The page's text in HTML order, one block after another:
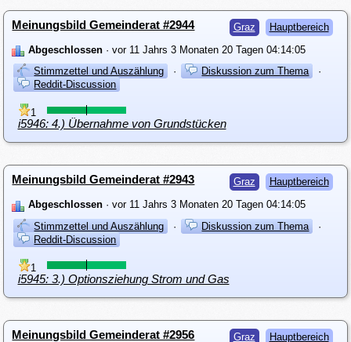
Graz Hauptbereich
Meinungsbild Gemeinderat #2944
Abgeschlossen · vor 11 Jahrs 3 Monaten 20 Tagen 04:14:05
Stimmzettel und Auszählung
· Diskussion zum Thema
·
Reddit-Discussion
1
i5946: 4.) Übernahme von Grundstücken
Graz Hauptbereich
Meinungsbild Gemeinderat #2943
Abgeschlossen · vor 11 Jahrs 3 Monaten 20 Tagen 04:14:05
Stimmzettel und Auszählung
· Diskussion zum Thema
·
Reddit-Discussion
1
i5945: 3.) Optionsziehung Strom und Gas
Graz Hauptbereich
Meinungsbild Gemeinderat #2956